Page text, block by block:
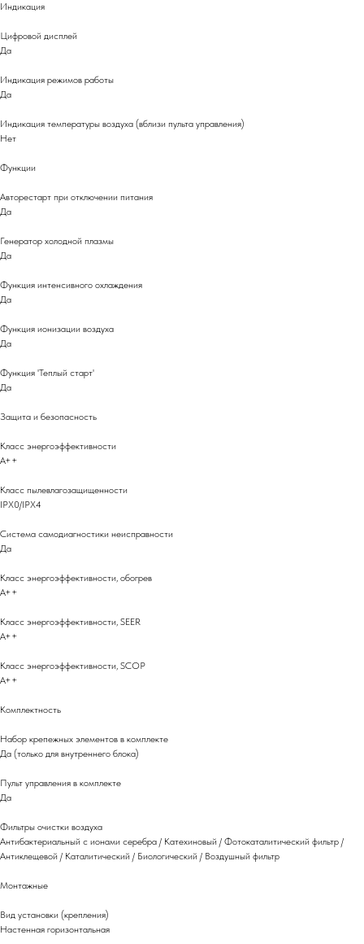
Индикация
Цифровой дисплей
Да
Индикация режимов работы
Да
Индикация температуры воздуха (вблизи пульта управления)
Нет
Функции
Авторестарт при отключении питания
Да
Генератор холодной плазмы
Да
Функция интенсивного охлаждения
Да
Функция ионизации воздуха
Да
Функция 'Теплый старт'
Да
Защита и безопасность
Класс энергоэффективности
A++
Класс пылевлагозащищенности
IPX0/IPX4
Система самодиагностики неисправности
Да
Класс энергоэффективности, обогрев
A++
Класс энергоэффективности, SEER
A++
Класс энергоэффективности, SCOP
A++
Комплектность
Набор крепежных элементов в комплекте
Да (только для внутреннего блока)
Пульт управления в комплекте
Да
Фильтры очистки воздуха
Антибактериальный с ионами серебра / Катехиновый / Фотокаталитический фильтр /
Антиклещевой / Каталитический / Биологический / Воздушный фильтр
Монтажные
Вид установки (крепления)
Настенная горизонтальная